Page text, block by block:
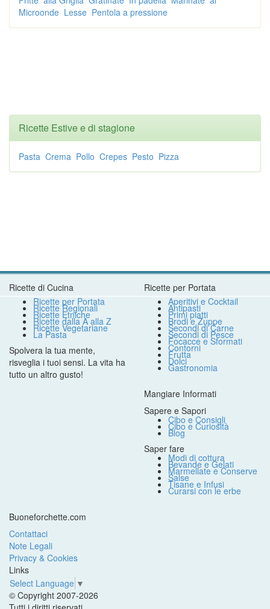
Microonde Lesse Pentola a pressione
Ricette Estive e di stagione
Pasta Crema Pollo Crepes Pesto Pizza
Ricette di Cucina
Ricette per Portata
Ricette Regionali
Ricette Etniche
Ricette dalla A alla Z
Ricette Vegetariane
La Pasta
Spolvera la tua mente,
risveglia i tuoi sensi. La vita ha
tutto un altro gusto!
Ricette per Portata
Aperitivi e Cocktail
Antipasti
Primi piatti
Brodi e Zuppe
Secondi di Carne
Secondi di Pesce
Focacce e Sformati
Contorni
Frutta
Dolci
Gastronomia
Mangiare Informati
Sapere e Sapori
Cibo e Consigli
Cibo e Curiosità
Blog
Saper fare
Modi di cottura
Bevande e Gelati
Marmellate e Conserve
Salse
Tisane e Infusi
Curarsi con le erbe
Buoneforchette.com
Contattaci
Note Legali
Privacy & Cookies
Links
Select Language ▼
© Copyright 2007-2026